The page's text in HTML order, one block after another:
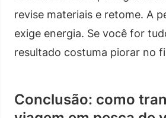
revise materiais e retome. A
exige energia. Se você for
resultado costuma piorar no
Conclusão: como